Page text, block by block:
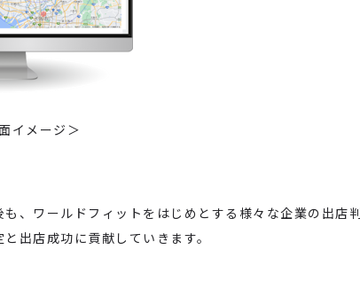
イメージ＞
、ワールドフィットをはじめとする様々な企業の出店
出店成功に貢献していきます。